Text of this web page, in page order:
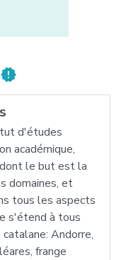
new_releases
d'études
académique,
le but est la
domaines, et
tous les aspects
s'étend à tous
Andorre,
frange